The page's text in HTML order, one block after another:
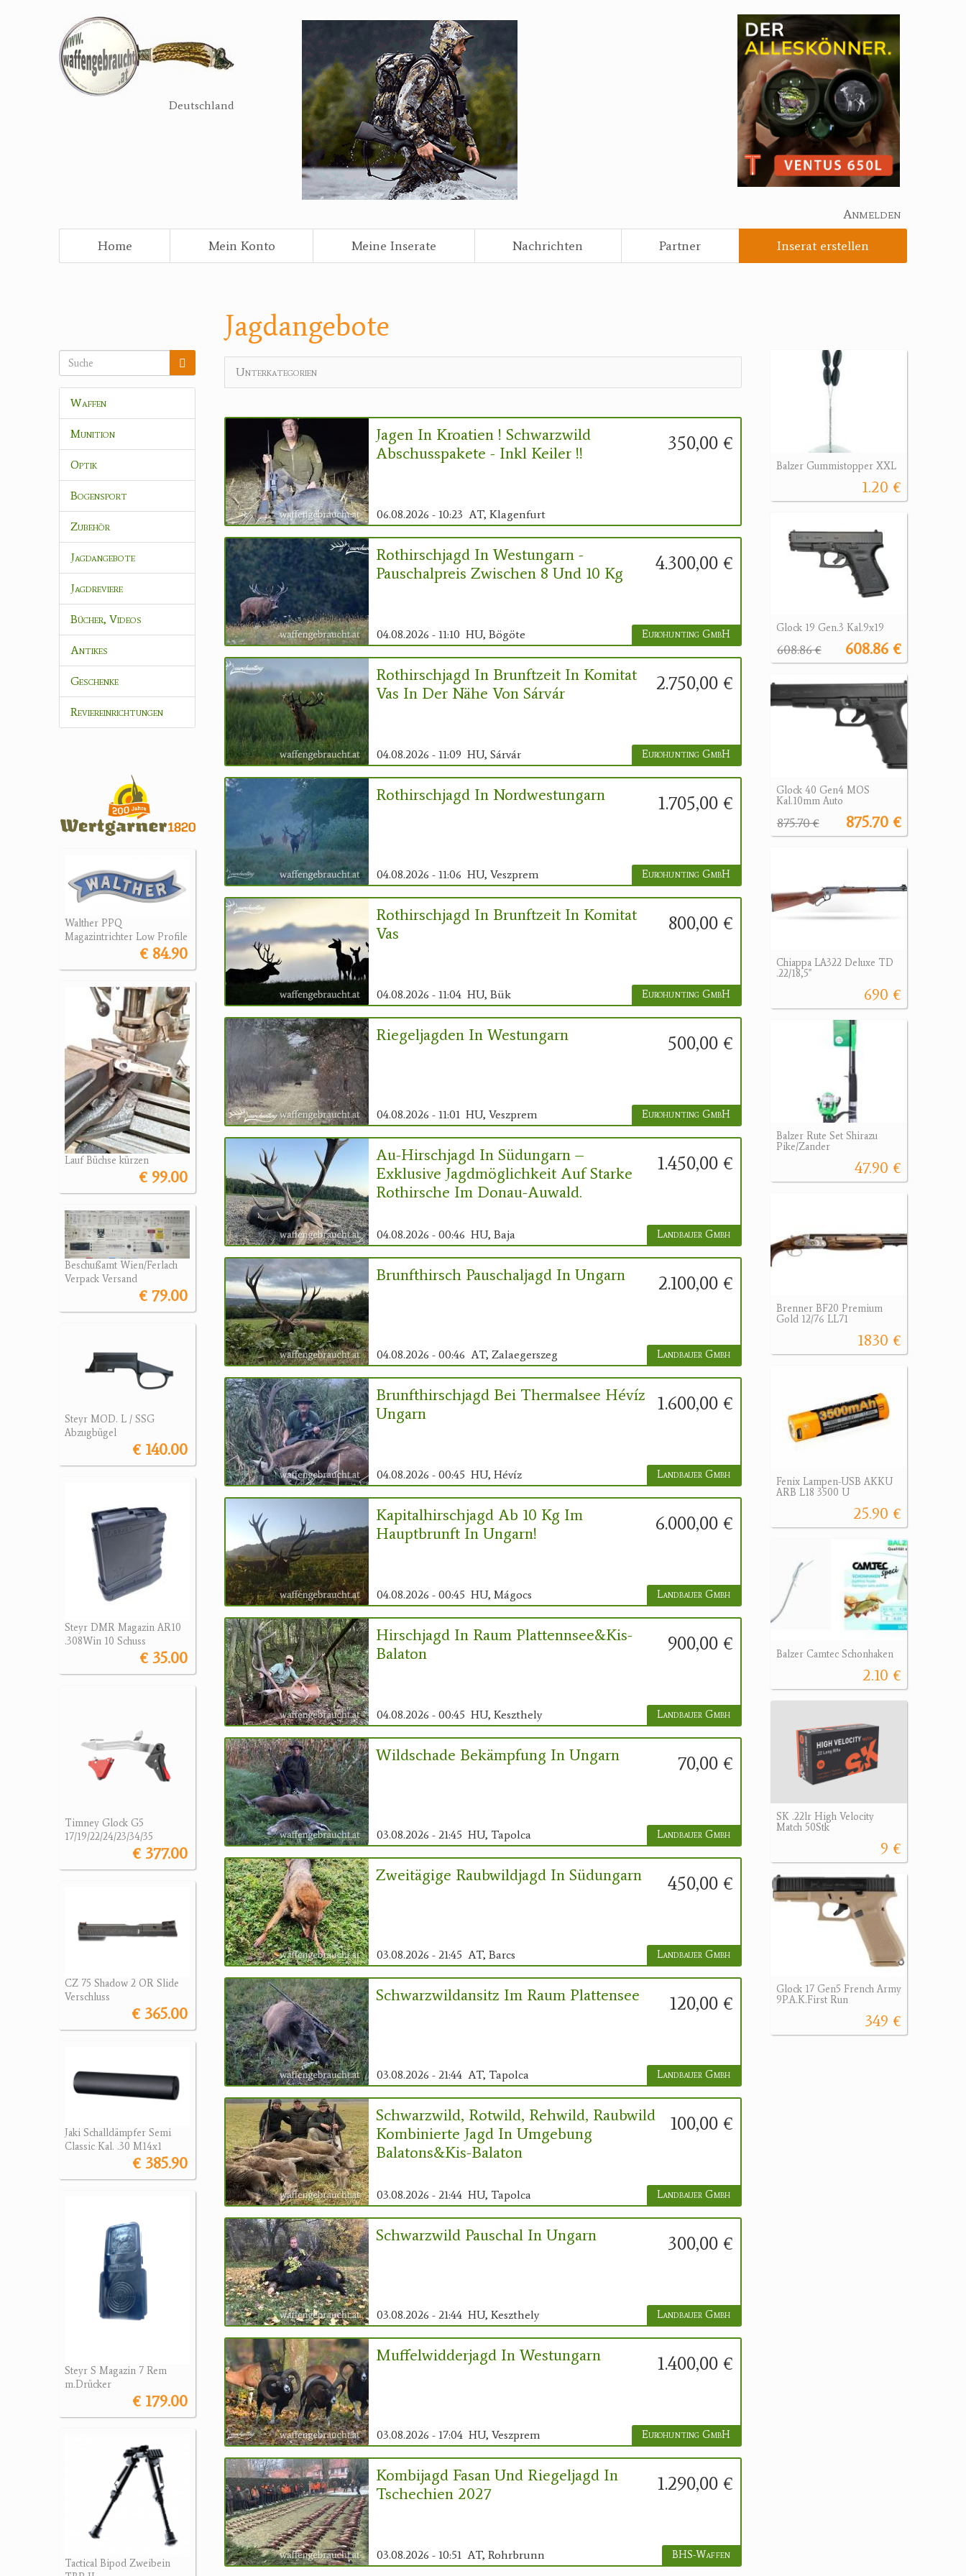
Deutschland
Anmelden
Home
Mein Konto Meine Inserate Nachrichten Partner Inserat erstellen
Waffen
Munition
Optik
Bogensport
Zubehör
Jagdangebote
Jagdreviere
Bücher, Videos
Antikes
Geschenke
Reviereinrichtungen
Walther PPQ
Magazintrichter Low Profile
€ 84.90
Lauf Büchse kürzen
€ 99.00
Beschußamt Wien/Ferlach
Verpack Versand
€ 79.00
Steyr MOD. L / SSG
Abzugbügel
€ 140.00
Steyr DMR Magazin AR10
.308Win 10 Schuss
€ 35.00
Timney Glock G5
17/19/22/24/23/34/35
€ 377.00
CZ 75 Shadow 2 OR Slide
Verschluss
€ 365.00
Jaki Schalldämpfer Semi
Classic Kal. .30 M14x1
€ 385.90
Steyr S Magazin 7 Rem
m.Drücker
€ 179.00
Tactical Bipod Zweibein
Jagdangebote
Unterkategorien
350,00 €
Jagen In Kroatien ! Schwarzwild
Abschusspakete - Inkl Keiler !!
06.08.2026 - 10:23 AT, Klagenfurt
4.300,00 €
Rothirschjagd In Westungarn -
Pauschalpreis Zwischen 8 Und 10 Kg
04.08.2026 - 11:10 HU, Bögöte Eurohunting GmbH
2.750,00 €
Rothirschjagd In Brunftzeit In Komitat
Vas In Der Nähe Von Sárvár
04.08.2026 - 11:09 HU, Sárvár Eurohunting GmbH
1.705,00 €
Rothirschjagd In Nordwestungarn
04.08.2026 - 11:06 HU, Veszprem Eurohunting GmbH
800,00 €
Rothirschjagd In Brunftzeit In Komitat
Vas
04.08.2026 - 11:04 HU, Bük Eurohunting GmbH
500,00 €
Riegeljagden In Westungarn
04.08.2026 - 11:01 HU, Veszprem Eurohunting GmbH
1.450,00 €
Au-Hirschjagd In Südungarn –
Exklusive Jagdmöglichkeit Auf Starke
Rothirsche Im Donau-Auwald.
04.08.2026 - 00:46 HU, Baja Landbauer Gmbh
2.100,00 €
Brunfthirsch Pauschaljagd In Ungarn
04.08.2026 - 00:46 AT, Zalaegerszeg Landbauer Gmbh
1.600,00 €
Brunfthirschjagd Bei Thermalsee Hévíz
Ungarn
04.08.2026 - 00:45 HU, Hévíz Landbauer Gmbh
6.000,00 €
Kapitalhirschjagd Ab 10 Kg Im
Hauptbrunft In Ungarn!
04.08.2026 - 00:45 HU, Mágocs Landbauer Gmbh
900,00 €
Hirschjagd In Raum Plattennsee&Kis-
Balaton
04.08.2026 - 00:45 HU, Keszthely Landbauer Gmbh
70,00 €
Wildschade Bekämpfung In Ungarn
03.08.2026 - 21:45 HU, Tapolca Landbauer Gmbh
450,00 €
Zweitägige Raubwildjagd In Südungarn
03.08.2026 - 21:45 AT, Barcs Landbauer Gmbh
120,00 €
Schwarzwildansitz Im Raum Plattensee
03.08.2026 - 21:44 AT, Tapolca Landbauer Gmbh
100,00 €
Schwarzwild, Rotwild, Rehwild, Raubwild
Kombinierte Jagd In Umgebung
Balatons&Kis-Balaton
03.08.2026 - 21:44 HU, Tapolca Landbauer Gmbh
300,00 €
Schwarzwild Pauschal In Ungarn
03.08.2026 - 21:44 HU, Keszthely Landbauer Gmbh
1.400,00 €
Muffelwidderjagd In Westungarn
03.08.2026 - 17:04 HU, Veszprem Eurohunting GmbH
1.290,00 €
Kombijagd Fasan Und Riegeljagd In
Tschechien 2027
03.08.2026 - 10:51 AT, Rohrbrunn BHS-Waffen
Balzer Gummistopper XXL
1.20 €
Glock 19 Gen.3 Kal.9x19
608.86 €
608.86 €
Glock 40 Gen4 MOS
Kal.10mm Auto
875.70 €
875.70 €
Chiappa LA322 Deluxe TD
.22/18,5"
690 €
Balzer Rute Set Shirazu
Pike/Zander
47.90 €
Brenner BF20 Premium
Gold 12/76 LL71
1830 €
Fenix Lampen-USB AKKU
ARB L18 3500 U
25.90 €
Balzer Camtec Schonhaken
2.10 €
SK .22lr High Velocity
Match 50Stk
9 €
Glock 17 Gen5 French Army
9P.A.K.First Run
349 €